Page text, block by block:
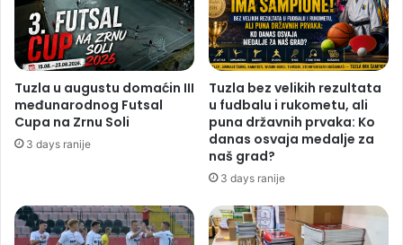
Tuzla u augustu domaćin III
međunarodnog Futsal
Cupa na Zrnu Soli
3 days ranije
Tuzla bez velikih rezultata
u fudbalu i rukometu, ali
puna državnih prvaka: Ko
danas osvaja medalje za
naš grad?
3 days ranije